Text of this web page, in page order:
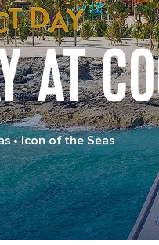
AT
•Icon of the Seas